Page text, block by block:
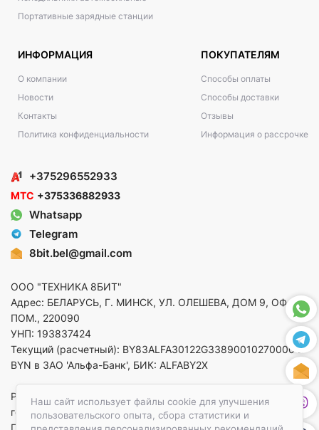
Наш сайт использует файлы cookie для улучшения
пользовательского опыта, сбора статистики и
Портативные зарядные станции
ИНФОРМАЦИЯ
О компании
Новости
Контакты
Политика конфиденциальности
ПОКУПАТЕЛЯМ
Способы оплаты
Способы доставки
Отзывы
Информация о рассрочке
+375296552933
МТС +375336882933
Whatsapp
Telegram
8bit.bel@gmail.com
ООО "ТЕХНИКА 8БИТ"
Адрес: БЕЛАРУСЬ, Г. МИНСК, УЛ. ОЛЕШЕВА, ДОМ 9, ОФ. 5,
ПОМ., 220090
УНП: 193837424
Текущий (расчетный): BY83ALFA30122G33890010270000 в
BYN в ЗАО 'Альфа-Банк', БИК: ALFABY2X
Регистрация в торговом реестре от 14.08.2025 Минский
горисполком